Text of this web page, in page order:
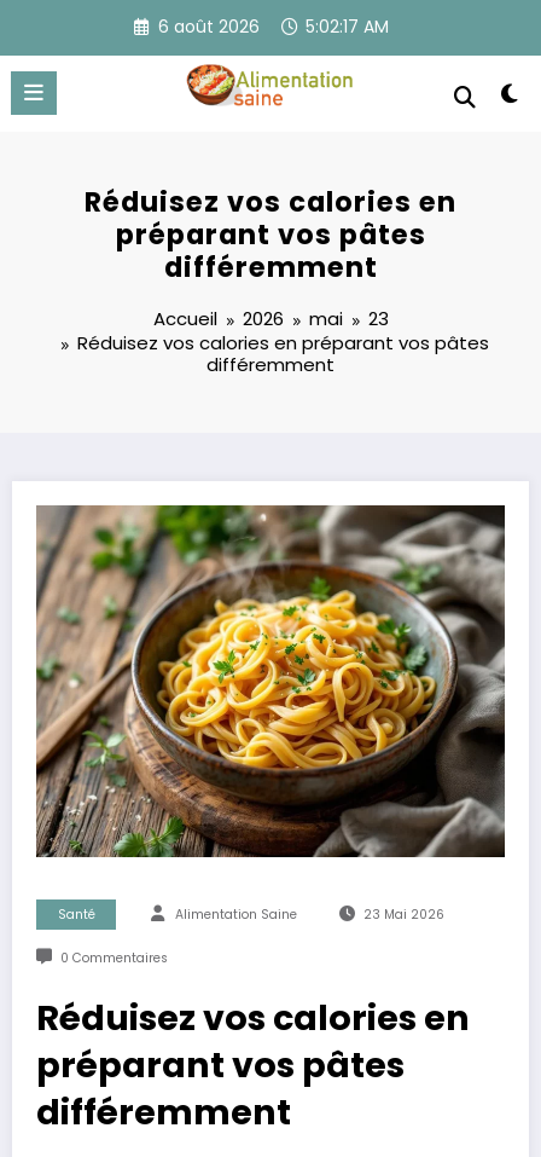
contenu
6 août 2026 5:02:18 AM
Réduisez vos calories en
préparant vos pâtes
différemment
Accueil 2026 mai
23
Réduisez vos calories en préparant vos pâtes
différemment
Santé Alimentation Saine 23 Mai 2026
0 Commentaires
Réduisez vos calories en
préparant vos pâtes
différemment